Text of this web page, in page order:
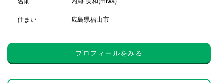
住まい
広島県福山市
プロフィールをみる